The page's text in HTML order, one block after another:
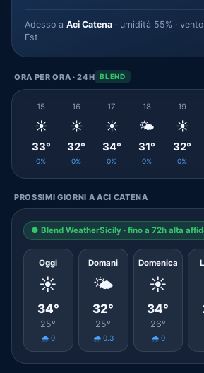
Adesso a Aci Catena · umidità 55% ·
Est
ORA PER ORA · 24H BLEND
15
☀️
33°
0%
16
☀️
32°
0%
17
☀️
34°
0%
18
🌤️
31°
0%
19
☀️
32°
0%
PROSSIMI GIORNI A ACI CATENA
● Blend WeatherSicily · fino a 72h alta
Oggi
☀️
34°
25°
🌧️ 0
Domani
🌤️
32°
25°
🌧️ 0.3
Domenica
☀️
34°
26°
🌧️ 0